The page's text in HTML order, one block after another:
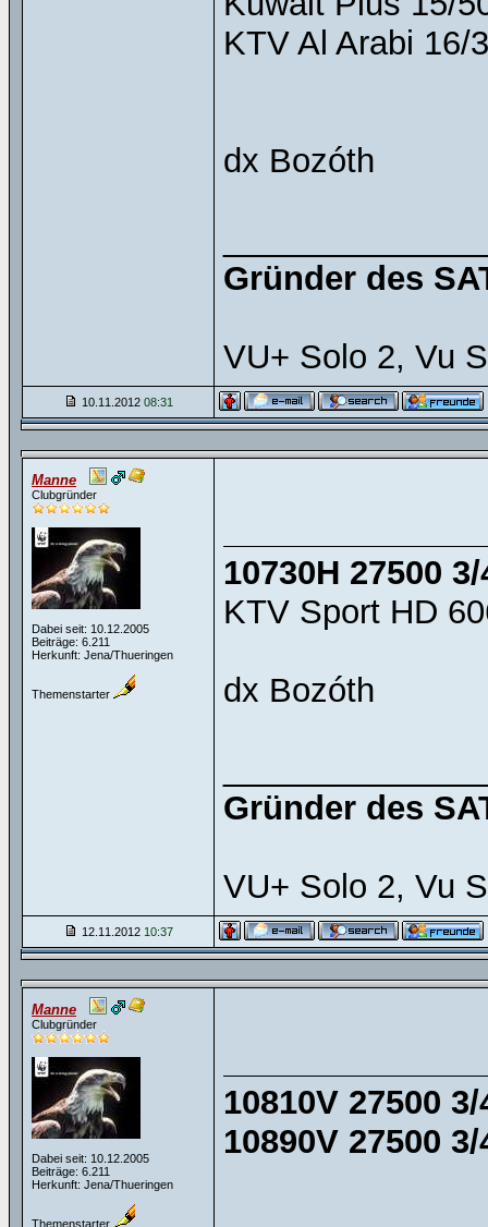
KTV Al Arabi 16/
dx Bozóth
Gründer des
VU+ Solo 2, Vu
10.11.2012 08:31
Manne
Clubgründer
Dabei seit: 10.12.2005
Beiträge: 6.211
Herkunft: Jena/Thueringen
Themenstarter
10730H 27500 3/
KTV Sport HD
dx Bozóth
Gründer des
VU+ Solo 2, Vu
12.11.2012 10:37
Manne
Clubgründer
Dabei seit: 10.12.2005
Beiträge: 6.211
Herkunft: Jena/Thueringen
Themenstarter
10810V 27500
10890V 27500